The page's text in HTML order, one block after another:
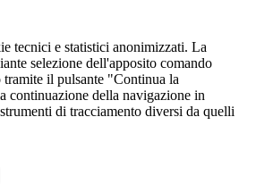
tecnici e statistici anonimizzati. La
selezione dell'apposito comando
il pulsante "Continua la
continuazione della navigazione in
di tracciamento diversi da quelli